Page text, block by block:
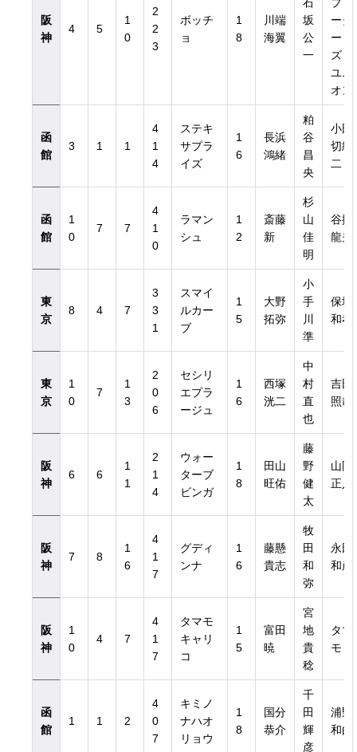
付き）
付き）
阪
神
4 5
1
0
2
2
3
ボッチ
ョ
1
8
川端
海翼
坂
公
一
ーダ
ー
ズ・
ユニ
オン
函
館
3 1 1
4
1
4
ステキ
サプラ
イズ
1
6
長浜
鴻緒
粕
谷
昌
央
小田
切統
二
函
館
1
0
7 7
4
1
0
ラマン
シュ
1
2
斎藤
新
杉
山
佳
明
谷掛
龍夫
東
京
8 4 7
3
3
1
スマイ
ルカー
ブ
1
5
大野
拓弥
小
手
川
準
保坂
和孝
東
京
1
0
7
1
3
2
0
6
セシリ
エプラ
ージュ
1
6
西塚
洸二
中
村
直
也
吉田
照哉
阪
神
6 6
1
1
2
1
4
ウォー
ターブ
ビンガ
1
8
田山
旺佑
藤
野
健
太
山岡
正人
阪
神
7 8
1
6
4
1
7
グディ
ンナ
1
6
藤懸
貴志
牧
田
和
弥
永田
和彦
阪
神
1
0
4 7
4
1
7
タマモ
キャリ
コ
1
5
富田
暁
宮
地
貴
稔
タマ
モ
函
館
1 1 2
4
0
7
キミノ
ナハオ
リョウ
1
8
国分
恭介
千
田
輝
彦
浦野
和由